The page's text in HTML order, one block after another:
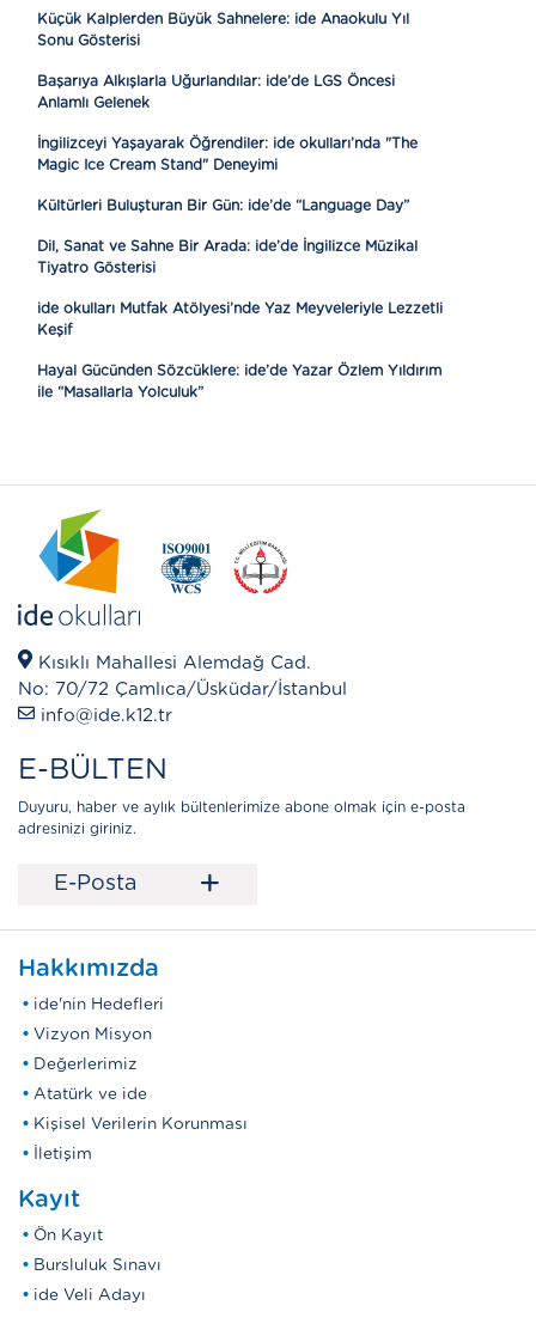
Küçük Kalplerden Büyük Sahnelere: ide Anaokulu Yıl
Sonu Gösterisi
Başarıya Alkışlarla Uğurlandılar: ide’de LGS Öncesi
Anlamlı Gelenek
İngilizceyi Yaşayarak Öğrendiler: ide okulları’nda "The
Magic Ice Cream Stand" Deneyimi
Kültürleri Buluşturan Bir Gün: ide’de “Language Day”
Dil, Sanat ve Sahne Bir Arada: ide’de İngilizce Müzikal
Tiyatro Gösterisi
ide okulları Mutfak Atölyesi’nde Yaz Meyveleriyle Lezzetli
Keşif
Hayal Gücünden Sözcüklere: ide’de Yazar Özlem Yıldırım
ile “Masallarla Yolculuk”
Kısıklı Mahallesi Alemdağ Cad.
No: 70/72 Çamlıca/Üsküdar/İstanbul
info@ide.k12.tr
E-BÜLTEN
Duyuru, haber ve aylık bültenlerimize abone olmak için e-posta
adresinizi giriniz.
E-Posta +
Hakkımızda
ide'nin Hedefleri
Vizyon Misyon
Değerlerimiz
Atatürk ve ide
Kişisel Verilerin Korunması
İletişim
Kayıt
Ön Kayıt
Bursluluk Sınavı
ide Veli Adayı